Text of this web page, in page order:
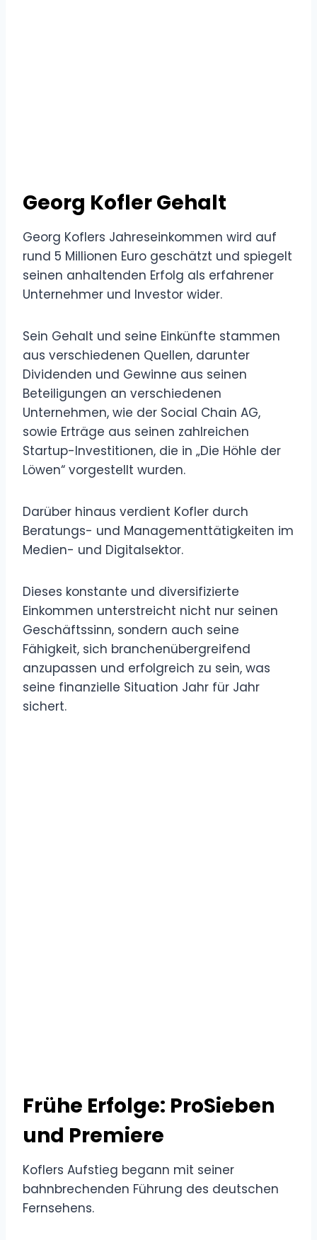
Georg Kofler Gehalt
Georg Koflers Jahreseinkommen wird auf
rund 5 Millionen Euro geschätzt und spiegelt
seinen anhaltenden Erfolg als erfahrener
Unternehmer und Investor wider.
Sein Gehalt und seine Einkünfte stammen
aus verschiedenen Quellen, darunter
Dividenden und Gewinne aus seinen
Beteiligungen an verschiedenen
Unternehmen, wie der Social Chain AG,
sowie Erträge aus seinen zahlreichen
Startup-Investitionen, die in „Die Höhle der
Löwen“ vorgestellt wurden.
Darüber hinaus verdient Kofler durch
Beratungs- und Managementtätigkeiten im
Medien- und Digitalsektor.
Dieses konstante und diversifizierte
Einkommen unterstreicht nicht nur seinen
Geschäftssinn, sondern auch seine
Fähigkeit, sich branchenübergreifend
anzupassen und erfolgreich zu sein, was
seine finanzielle Situation Jahr für Jahr
sichert.
Frühe Erfolge: ProSieben
und Premiere
Koflers Aufstieg begann mit seiner
bahnbrechenden Führung des deutschen
Fernsehens.